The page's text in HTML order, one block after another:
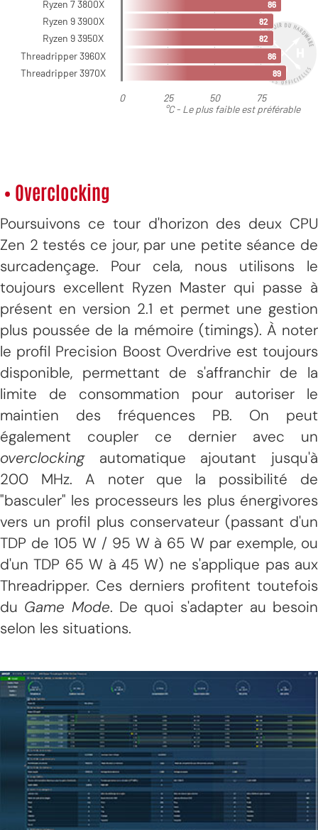
• Overclocking
Poursuivons ce tour d'horizon des deux CPU
Zen 2 testés ce jour, par une petite séance de
surcadençage. Pour cela, nous utilisons le
toujours excellent Ryzen Master qui passe à
présent en version 2.1 et permet une gestion
plus poussée de la mémoire (timings). À noter
le profil Precision Boost Overdrive est toujours
disponible, permettant de s'affranchir de la
limite de consommation pour autoriser le
maintien des fréquences PB. On peut
également coupler ce dernier avec un
overclockingautomatique ajoutant jusqu'à
200 MHz. A noter que la possibilité de
"basculer" les processeurs les plus énergivores
vers un profil plus conservateur (passant d'un
TDP de 105 W / 95 W à 65 W par exemple, ou
d'un TDP 65 W à 45 W) ne s'applique pas aux
Threadripper. Ces derniers profitent toutefois
du Game Mode. De quoi s'adapter au besoin
selon les situations.